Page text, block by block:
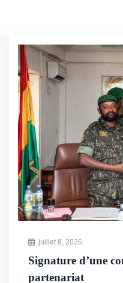
juillet 8, 2026
Signature d’une
partenariat